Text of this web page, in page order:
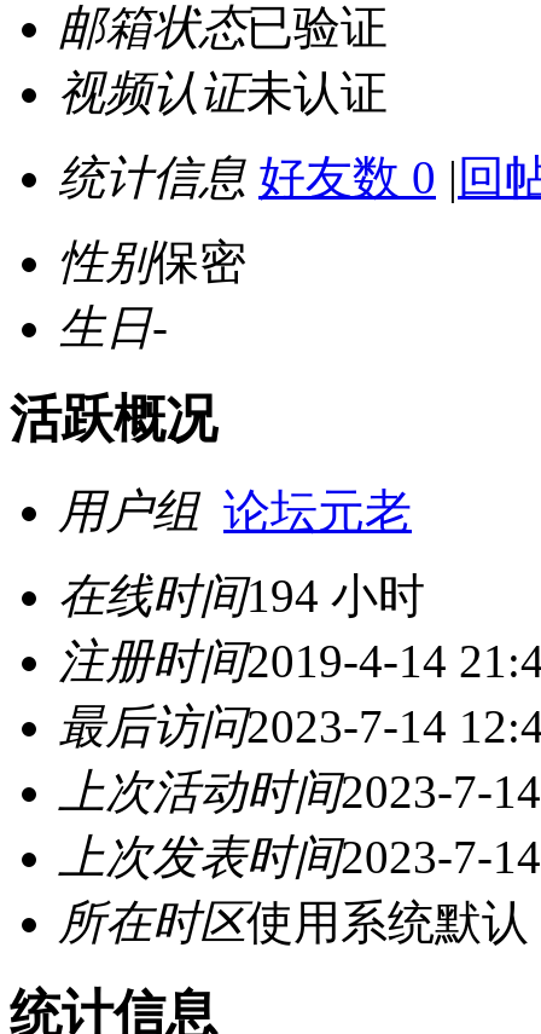
邮箱状态已验证
视频认证未认证
统计信息 好友数 0 | 回
性别保密
生日-
活跃概况
用户组 论坛元老
在线时间194 小时
注册时间2019-4-14
最后访问2023-7-14
上次活动时间2023-7-
上次发表时间2023-7-
所在时区使用系统默认
统计信息